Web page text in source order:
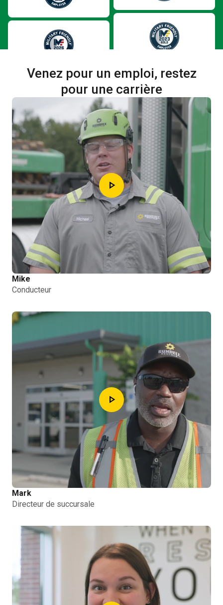
Venez pour un emploi, restez
pour une carrière
play_arrow
Mike
Conducteur
play_arrow
Mark
Directeur de succursale